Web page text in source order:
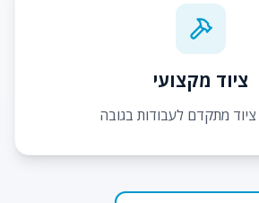
ציוד מקצועי
מתקדם לעבודות בגובה